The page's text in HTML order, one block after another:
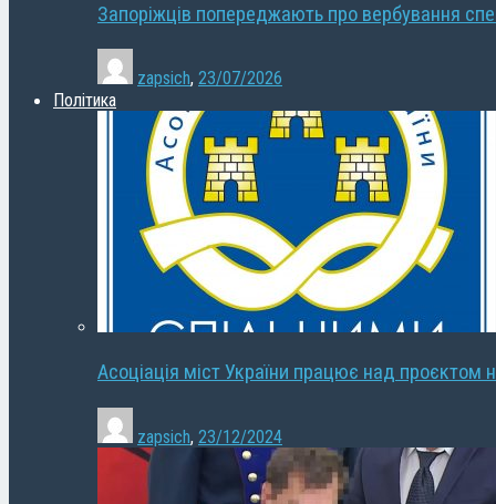
Запоріжців попереджають про вербування
zapsich, 23/07/2026
Політика
Асоціація міст України працює над проєктом
zapsich, 23/12/2024